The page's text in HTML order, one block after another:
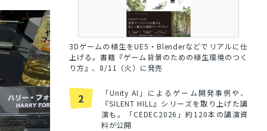
3Dゲームの植生をUE5・Blenderなどでリアルに仕
上げる。書籍『ゲーム背景のための植生環境のつく
り方』、8/11（火）に発売
2
「Unity AI」によるゲーム開発事例や、
『SILENT HILL』シリーズを取り上げた講
演も。「CEDEC2026」約120本の講演資
料が公開